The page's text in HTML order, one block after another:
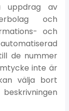
av
och
och
de nummer
inte är
välja bort